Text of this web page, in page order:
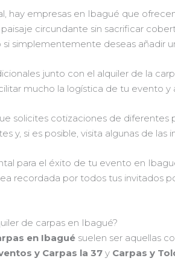
hay empresas en Ibagué que
circundante sin sacrificar
simplementemente deseas añadir
junto con el alquiler de la
mucho la logística de tu evento
solicites cotizaciones de diferentes
y, si es posible, visita algunas de las
para el éxito de tu evento en
recordada por todos tus invitados
de carpas en Ibagué?
en Ibagué suelen ser aquellas
y Carpas la 37 y Carpas y